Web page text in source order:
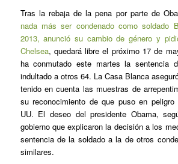
Tras la rebaja de la pena por parte de
nada más ser condenado como soldado
2013, anunció su cambio de género y
Chelsea, quedará libre el próximo 17 de
ha conmutado este martes la sentencia
indultado a otros 64. La Casa Blanca
tenido en cuenta las muestras de
su reconocimiento de que puso en
UU. El deseo del presidente Obama,
gobierno que explicaron la decisión a los
sentencia de la soldado a la de otros
similares.